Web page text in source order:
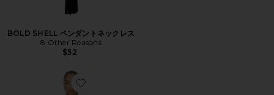
BOLD SHELL ペンダントネックレス
8 Other Reasons
$52
Favorite MADILYN パンツセット